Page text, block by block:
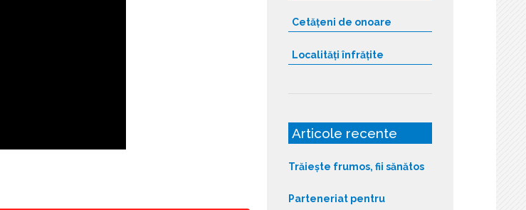
Cetățeni de onoare
Localități înfrățite
Articole recente
Trăiește frumos, fii sănătos
Parteneriat pentru